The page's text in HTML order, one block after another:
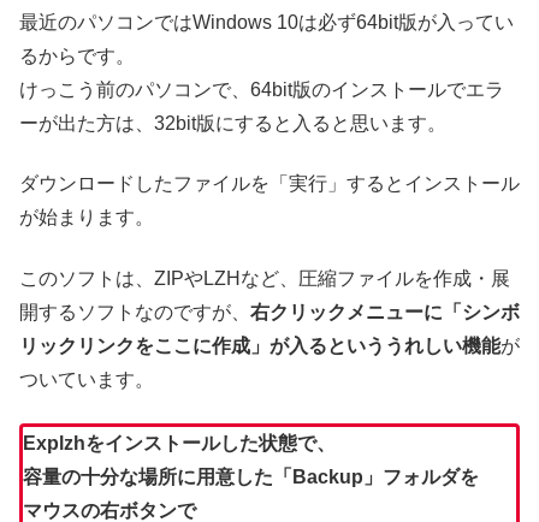
最近のパソコンではWindows 10は必ず64bit版が入ってい
るからです。
けっこう前のパソコンで、64bit版のインストールでエラ
ーが出た方は、32bit版にすると入ると思います。
ダウンロードしたファイルを「実行」するとインストール
が始まります。
このソフトは、ZIPやLZHなど、圧縮ファイルを作成・展
開するソフトなのですが、 右クリックメニューに「シンボ
リックリンクをここに作成」が入るといううれしい機能が
ついています。
Explzhをインストールした状態で、
容量の十分な場所に用意した「Backup」フォルダを
マウスの右ボタンで